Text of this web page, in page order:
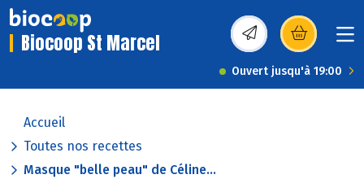
Biocoop St Marcel (s’ouvre dans une
Ouvert jusqu'à 19:00
Accueil
Toutes nos recettes
Masque "belle peau" de Céline...